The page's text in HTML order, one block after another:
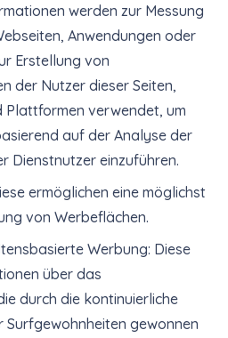
werden zur Messung
Anwendungen oder
Erstellung von
der Nutzer dieser Seiten,
Plattformen verwendet, um
auf der Analyse der
Dienstnutzer einzuführen.
ermöglichen eine möglichst
von Werbeflächen.
Werbung: Diese
über das
durch die kontinuierliche
Surfgewohnheiten gewonnen